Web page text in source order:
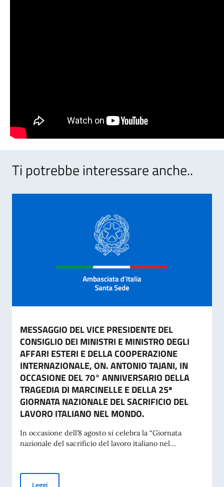
Ti potrebbe interessare anche..
MESSAGGIO DEL VICE PRESIDENTE DEL
CONSIGLIO DEI MINISTRI E MINISTRO DEGLI
AFFARI ESTERI E DELLA COOPERAZIONE
INTERNAZIONALE, ON. ANTONIO TAJANI, IN
OCCASIONE DEL 70° ANNIVERSARIO DELLA
TRAGEDIA DI MARCINELLE E DELLA 25ª
GIORNATA NAZIONALE DEL SACRIFICIO DEL
LAVORO ITALIANO NEL MONDO.
In occasione dell’8 agosto si celebra la “Giornata
nazionale del sacrificio del lavoro italiano nel...
LeggiMESSAGGIO DEL VICE PRESIDENTE DEL CONSIGLIO DEI